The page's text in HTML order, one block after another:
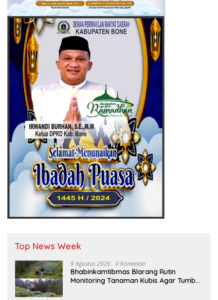
Top News Week
9 Agustus 2026 0 Komentar
Bhabinkamtibmas Blarang Rutin
Monitoring Tanaman Kubis Agar Tumbuh